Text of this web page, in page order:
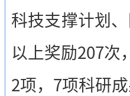
科技支撑计划
以上奖励207次
2项，7项科研